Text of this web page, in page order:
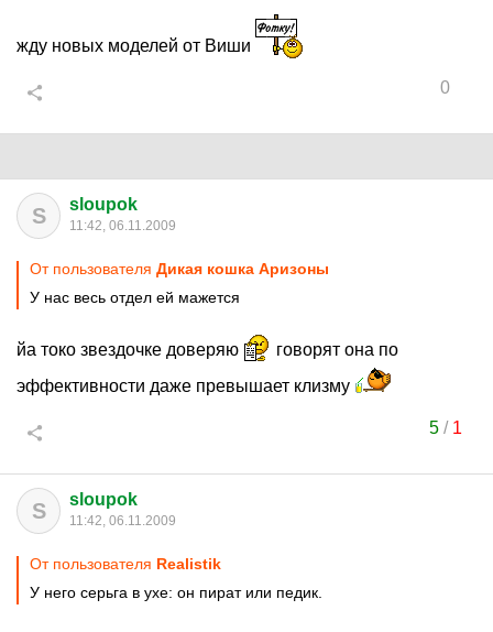
жду новых моделей от Виши
0
S sloupok
11:42, 06.11.2009
От пользователя Дикая кошка Аризоны
У нас весь отдел ей мажется
йа токо звездочке доверяю
говорят она по
эффективности даже превышает клизму
5/ 1
S sloupok
11:42, 06.11.2009
От пользователя Realistik
У него серьга в ухе: он пират или педик.